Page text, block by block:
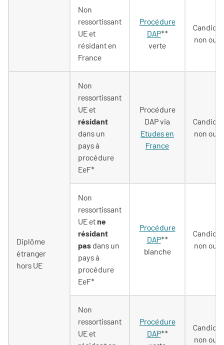
Non
ressortissant
UE et
résidant en
France
Procédure
DAP**
verte
non
Diplôme
étranger
hors UE
Non
ressortissant
UE et
résidant
dans un
pays à
procédure
EeF*
Procédure
DAP via
Etudes en
France
non
Non
ressortissant
UE et ne
résidant
pas dans un
pays à
procédure
EeF*
Procédure
DAP**
blanche
non
Non
ressortissant
UE et
Procédure
DAP**
non